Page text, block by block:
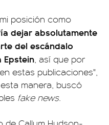
posición como
dejar absolutamente
del escándalo
Epstein, así que por
estas publicaciones",
manera, buscó
fake news.